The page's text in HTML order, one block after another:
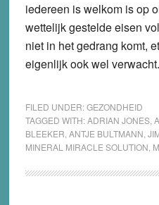
iedereen is welkom is op
wettelijk gestelde eisen
niet in het gedrang komt,
eigenlijk ook wel verwacht.
FILED UNDER:GEZONDHEID
TAGGED WITH:ADRIAN JONES,
BLEEKER ANTJE BULTMANN
MINERAL MIRACLE SOLUTION